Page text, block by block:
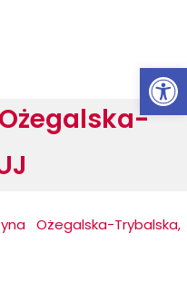
Ożegalska-Trybalska,